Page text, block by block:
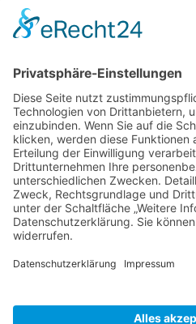
Wissenschaften-AG
Datenschutzerklärung
Website Administration